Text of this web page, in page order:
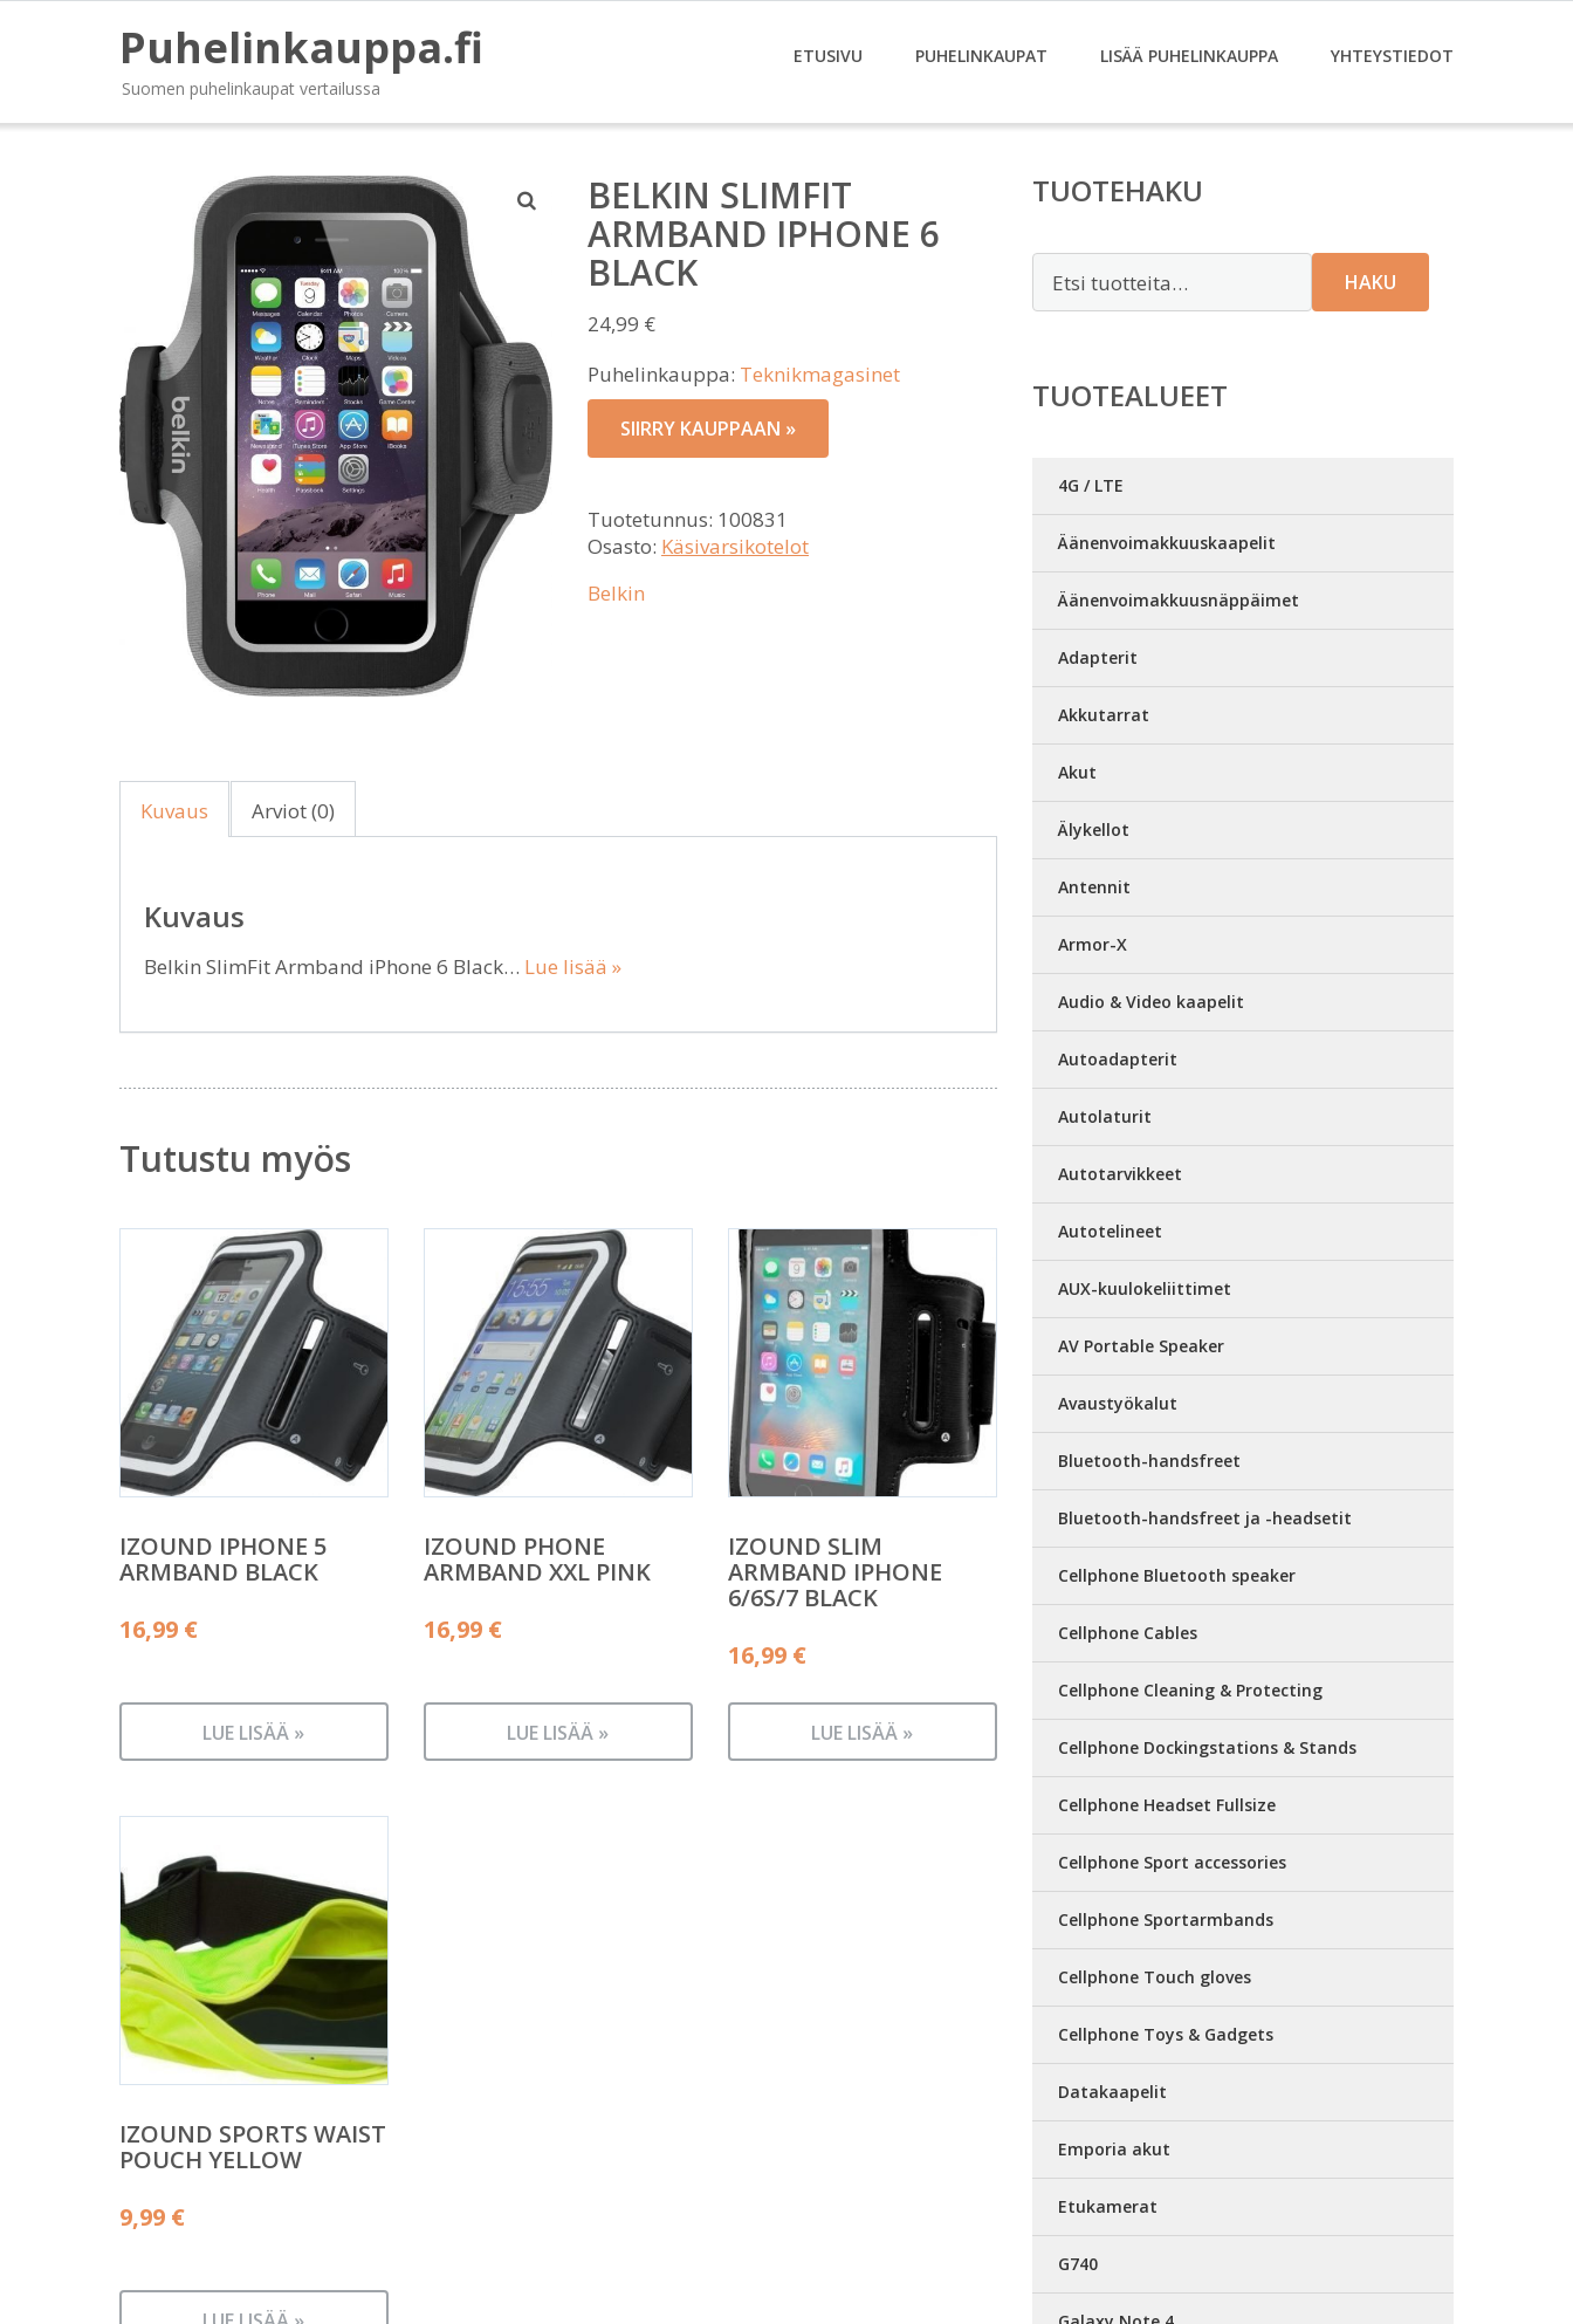
Puhelinkauppa.fi
Suomen puhelinkaupat vertailussa
ETUSIVU PUHELINKAUPAT LISÄÄ PUHELINKAUPPA YHTEYSTIEDOT
BELKIN SLIMFIT
ARMBAND IPHONE 6
BLACK
24,99 €
Puhelinkauppa: Teknikmagasinet
SIIRRY KAUPPAAN »
Tuotetunnus: 100831
Osasto: Käsivarsikotelot
Belkin
Kuvaus Arviot (0)
Kuvaus
Belkin SlimFit Armband iPhone 6 Black… Lue lisää »
Tutustu myös
IZOUND IPHONE 5
ARMBAND BLACK
16,99 €
LUE LISÄÄ »
IZOUND PHONE
ARMBAND XXL PINK
16,99 €
LUE LISÄÄ »
IZOUND SLIM
ARMBAND IPHONE
6/6S/7 BLACK
16,99 €
LUE LISÄÄ »
IZOUND SPORTS WAIST
POUCH YELLOW
9,99 €
TUOTEHAKU
HAKU
TUOTEALUEET
4G / LTE
Äänenvoimakkuuskaapelit
Äänenvoimakkuusnäppäimet
Adapterit
Akkutarrat
Akut
Älykellot
Antennit
Armor-X
Audio & Video kaapelit
Autoadapterit
Autolaturit
Autotarvikkeet
Autotelineet
AUX-kuulokeliittimet
AV Portable Speaker
Avaustyökalut
Bluetooth-handsfreet
Bluetooth-handsfreet ja -headsetit
Cellphone Bluetooth speaker
Cellphone Cables
Cellphone Cleaning & Protecting
Cellphone Dockingstations & Stands
Cellphone Headset Fullsize
Cellphone Sport accessories
Cellphone Sportarmbands
Cellphone Touch gloves
Cellphone Toys & Gadgets
Datakaapelit
Emporia akut
Etukamerat
G740